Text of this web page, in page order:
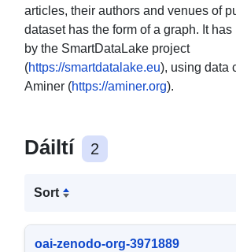
articles, their authors and venues of
dataset has the form of a graph. It
by the SmartDataLake project
(https://smartdatalake.eu), using data
Aminer (https://aminer.org).
Dáiltí 2
Sort
oai-zenodo-org-3971889